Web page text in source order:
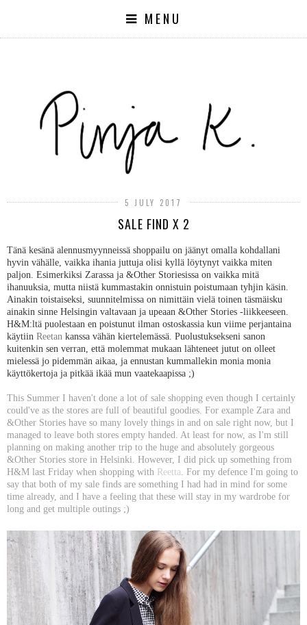
MENU
5 JULY 2017
SALE FIND X 2
Tänä kesänä alennusmyynneissä shoppailu on jäänyt omalla kohdallani
hyvin vähälle, vaikka ihania juttuja olisi kyllä löytynyt vaikka miten
paljon. Esimerkiksi Zarassa ja &Other Storiesissa on vaikka mitä
ihanuuksia, mutta niistä kummastakin onnistuin poistumaan tyhjin käsin.
Ainakin toistaiseksi, suunnitelmissa on nimittäin vielä toinen täsmäisku
ainakin sinne Helsingin valtavaan ja upeaan &Other Stories -liikkeeseen.
H&M:ltä puolestaan en poistunut ilman ostoskassia kun viime perjantaina
käytiin Reetan kanssa vähän kiertelemässä. Puolustuksekseni sanon
kuitenkin sen verran, että molemmat mukaan lähteneet jutut on olleet
mielessä jo pidemmän aikaa, ja ennustan kummallekin monia monia
käyttökertoja ja pitkää ikää mun vaatekaapissa ;)
This Summer I haven't done a lot of sale shopping even though I certainly
could've as the stores are full of beautiful goodies. For example Zara and
&Other Stories have so many lovely things in and on sale right now, but I
managed to leave both stores empty handed. At least for now, as I'm still
planning on making another trip to the huge and absolutely gorgeous
&Other Stories store in Helsinki. However, I did pick up something from
H&M last Friday when shopping with Reetta . For my defence I'm going to
say that both of my sale finds are something I had had in mind for some
time already, and I have a feeling that these will stay in my wardrobe for
long and get multiple outings ;)